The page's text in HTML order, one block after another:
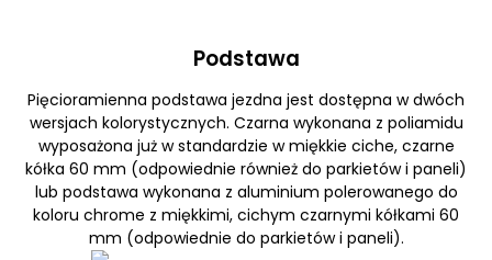
Podstawa
Pięcioramienna podstawa jezdna jest dostępna w dwóch
wersjach kolorystycznych. Czarna wykonana z poliamidu
wyposażona już w standardzie w miękkie ciche, czarne
kółka 60 mm (odpowiednie również do parkietów i paneli)
lub podstawa wykonana z aluminium polerowanego do
koloru chrome z miękkimi, cichym czarnymi kółkami 60
mm (odpowiednie do parkietów i paneli).